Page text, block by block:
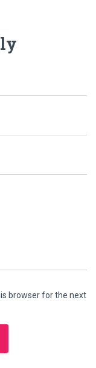
browser for the next